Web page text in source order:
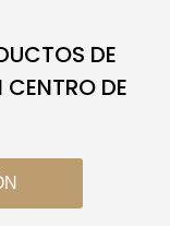
DE
DE